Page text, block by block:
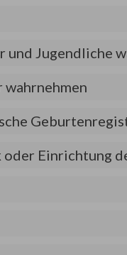
Jugendliche
Einrichtung